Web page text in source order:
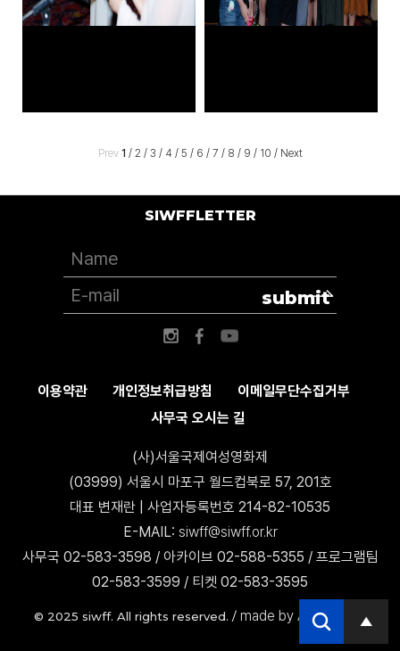
Prev 1 / 2/ 3 / 4 / 5 / 6 / 7 / 8 / 9 / 10 / Next
이용약관 개인정보취급방침
이메일무단수집거부
사무국 오시는 길
(사)서울국제여성영화제
(03999) 서울시 마포구 월드컵북로 57, 201호
대표 변재란 | 사업자등록번호 214-82-10535
E-MAIL: siwff@siwff.or.kr
사무국 02-583-3598 / 아카이브 02-588-5355 / 프로그램팀
02-583-3599 / 티켓 02-583-3595
© 2025 siwff. All rights reserved. / made by AccessICT
SIWFFLETTER
submit